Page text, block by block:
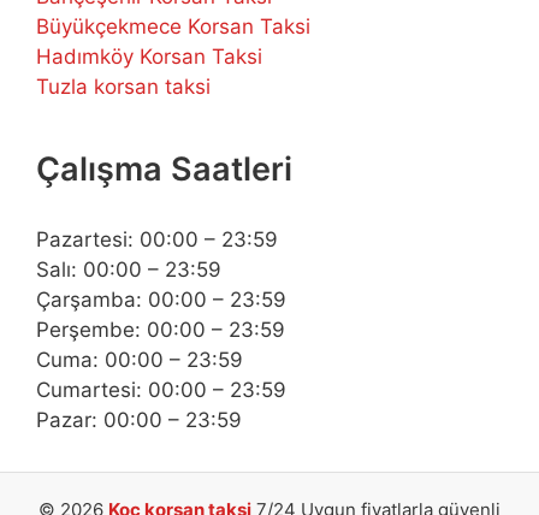
Büyükçekmece Korsan Taksi
Hadımköy Korsan Taksi
Tuzla korsan taksi
Çalışma Saatleri
Pazartesi: 00:00 – 23:59
Salı: 00:00 – 23:59
Çarşamba: 00:00 – 23:59
Perşembe: 00:00 – 23:59
Cuma: 00:00 – 23:59
Cumartesi: 00:00 – 23:59
Pazar: 00:00 – 23:59
© 2026 Koç korsan taksi 7/24 Uygun fiyatlarla güvenli